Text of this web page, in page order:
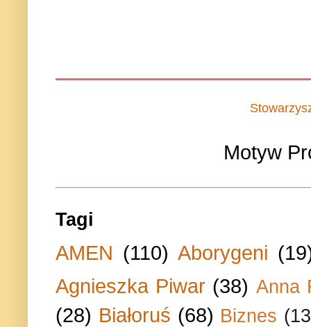
Motyw
Tagi
AMEN (110) Aborygeni
Agnieszka Piwar (38) Anna
(28) Białoruś (68) Biznes